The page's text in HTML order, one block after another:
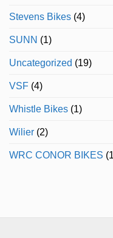
Stevens Bikes (4)
SUNN (1)
Uncategorized (19)
VSF (4)
Whistle Bikes (1)
Wilier (2)
WRC CONOR BIKES